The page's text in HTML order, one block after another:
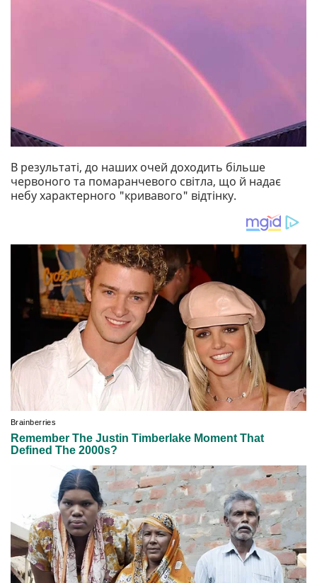
В результаті, до наших очей доходить більше
червоного та помаранчевого світла, що й надає
небу характерного "кривавого" відтінку.